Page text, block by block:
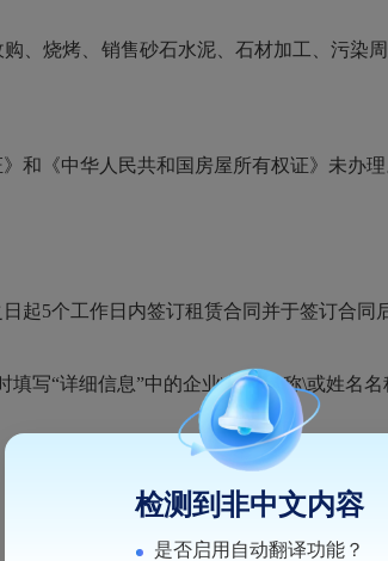
、烧烤、销售砂石水泥、石材加工、污染
和《中华人民共和国房屋所有权证》未办理
起5个工作日内签订租赁合同并于签订合同
写“详细信息”中的企业\机构名称\或姓名
竞租人在规定的竞价时间内登录本平台的
检测到非中文内容
是否启用自动翻译功能？